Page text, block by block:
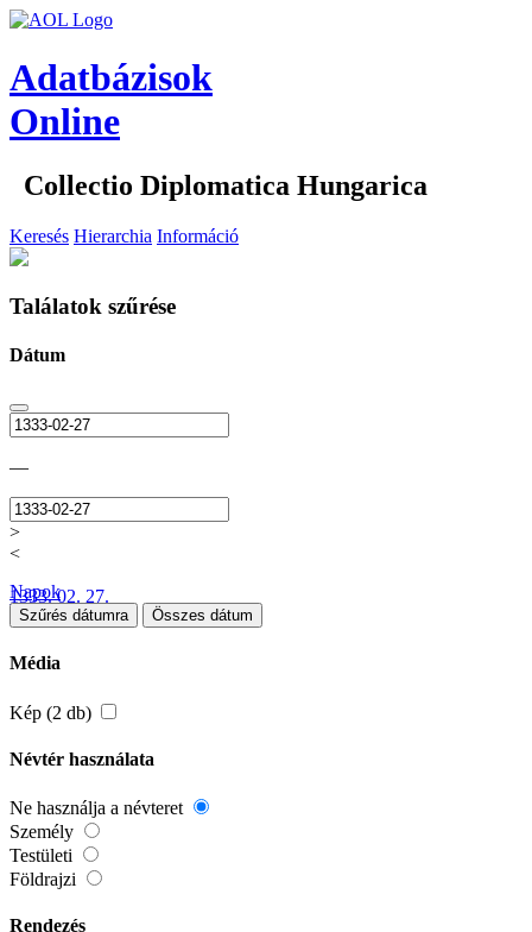
Adatbázisok
Online
Collectio Diplomatica Hungarica
Keresés Hierarchia Információ
Találatok szűrése
Dátum
—
>
<
1333. 02. 27.
Napok
Szűrés dátumra Összes dátum
Média
Kép (2 db)
Névtér használata
Ne használja a névteret
Személy
Testületi
Földrajzi
Rendezés